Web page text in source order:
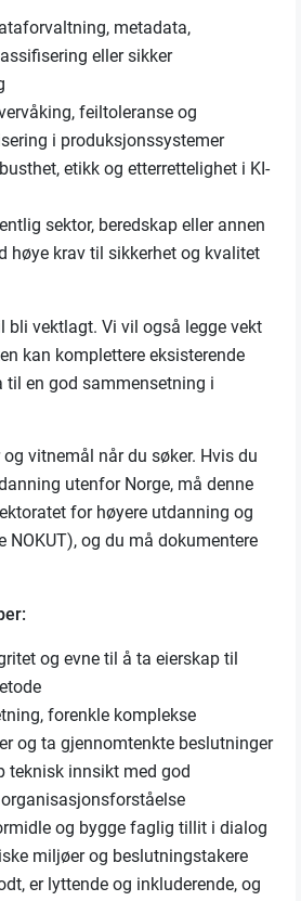
metadata,
eller sikker
feiltoleranse og
i produksjonssystemer
etikk og etterrettelighet i KI-
sektor, beredskap eller annen
høye krav til sikkerhet og kvalitet
bli vektlagt. Vi vil også legge vekt
kan komplettere eksisterende
til en god sammensetning i
og vitnemål når du søker. Hvis du
utenfor Norge, må denne
for høyere utdanning og
NOKUT), og du må dokumentere
og evne til å ta eierskap til
forenkle komplekse
og ta gjennomtenkte beslutninger
teknisk innsikt med god
og bygge faglig tillit i dialog
miljøer og beslutningstakere
er lyttende og inkluderende, og